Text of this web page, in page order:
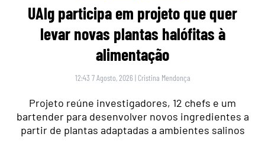
UAlg participa em projeto que quer
levar novas plantas halófitas à
alimentação
12:43 7 Agosto, 2026 | Cristina Mendonça
Projeto reúne investigadores, 12 chefs e um
bartender para desenvolver novos ingredientes a
partir de plantas adaptadas a ambientes salinos